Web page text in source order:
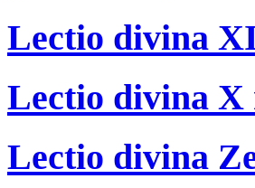
Lectio divina
Lectio divina X
Lectio divina